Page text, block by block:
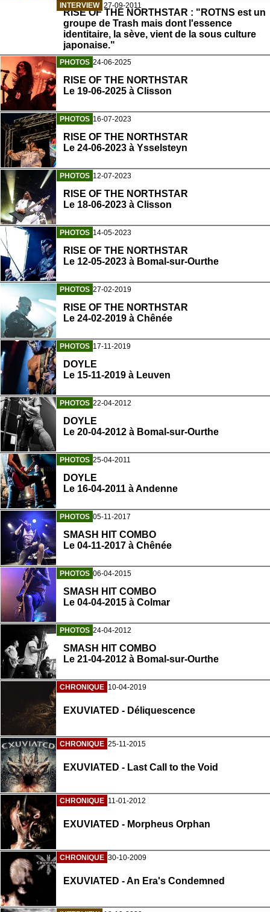
INTERVIEW 27-09-2011
RISE OF THE NORTHSTAR : "ROTNS est un
groupe de Trash mais dont l'essence
identitaire, la sève, vient de la sous culture
japonaise."
PHOTOS 24-06-2025
RISE OF THE NORTHSTAR
Le 19-06-2025 à Clisson
PHOTOS 16-07-2023
RISE OF THE NORTHSTAR
Le 24-06-2023 à Ysselsteyn
PHOTOS 12-07-2023
RISE OF THE NORTHSTAR
Le 18-06-2023 à Clisson
PHOTOS 14-05-2023
RISE OF THE NORTHSTAR
Le 12-05-2023 à Bomal-sur-Ourthe
PHOTOS 27-02-2019
RISE OF THE NORTHSTAR
Le 24-02-2019 à Chênée
PHOTOS 17-11-2019
DOYLE
Le 15-11-2019 à Leuven
PHOTOS 22-04-2012
DOYLE
Le 20-04-2012 à Bomal-sur-Ourthe
PHOTOS 25-04-2011
DOYLE
Le 16-04-2011 à Andenne
PHOTOS 05-11-2017
SMASH HIT COMBO
Le 04-11-2017 à Chênée
PHOTOS 06-04-2015
SMASH HIT COMBO
Le 04-04-2015 à Colmar
PHOTOS 24-04-2012
SMASH HIT COMBO
Le 21-04-2012 à Bomal-sur-Ourthe
CHRONIQUE 10-04-2019
EXUVIATED - Déliquescence
CHRONIQUE 25-11-2015
EXUVIATED - Last Call to the Void
CHRONIQUE 11-01-2012
EXUVIATED - Morpheus Orphan
CHRONIQUE 30-10-2009
EXUVIATED - An Era's Condemned